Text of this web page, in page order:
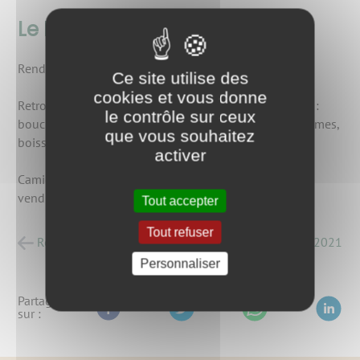
Le Mets Sage des Terroirs
Rendez-vous les vendredis !
Retrouvez une élection de produits de Franche-Comté :
boucherie, fromages, crémerie, salaisons, fruits et légumes,
boissons, etc.
Camion itinérant sur Tart l’Abbaye et Tart-le-Haut le
vendredi après-midi.
Retour à la liste des actualités 04/07/2021
Partagez
sur :
Ce site utilise des
cookies et vous donne
le contrôle sur ceux
que vous souhaitez
activer
Tout accepter
Tout refuser
Personnaliser